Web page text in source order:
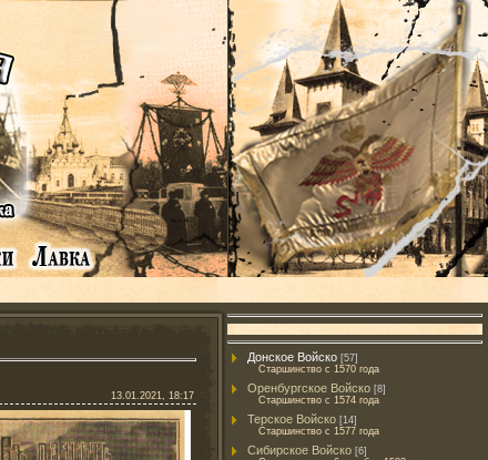
13.01.2021, 18:17
Донское Войско [57]
Старшинство с 1570 года
Оренбургское Войско [8]
Старшинство с 1574 года
Терское Войско [14]
Старшинство с 1577 года
Сибирское Войско [6]